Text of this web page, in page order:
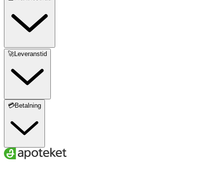
🚀Leveranstid
💳Betalning